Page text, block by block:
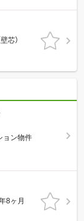
芯）
ョン物件
8ヶ月